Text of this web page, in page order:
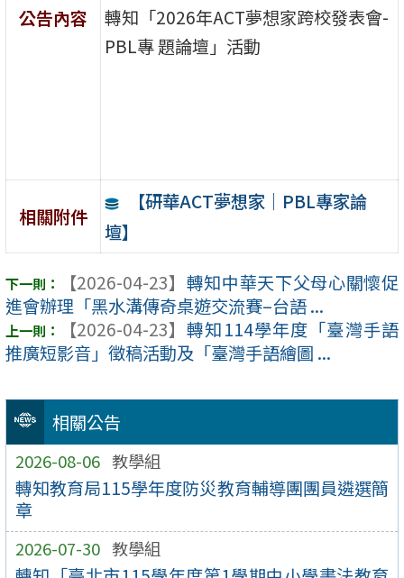
相關公告
2026-08-06 教學組
轉知教育局115學年度防災教育輔導團團員遴選簡
章
2026-07-30 教學組
公告內容
轉知「2026年ACT夢想家跨校發表會-
PBL專 題論壇」活動
相關附件
【研華ACT夢想家｜PBL專家論
壇】
【2026-04-23】 轉知中華天下父母心關懷促
進會辦理「黑水溝傳奇桌遊交流賽–台語 ...
【2026-04-23】 轉知114學年度「臺灣手語
推廣短影音」徵稿活動及「臺灣手語繪圖 ...